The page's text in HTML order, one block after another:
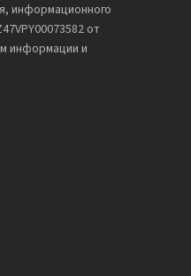
информационного
от
информации и